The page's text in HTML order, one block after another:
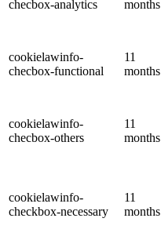
checbox-analytics
months
cookielawinfo-
checbox-functional
11
months
cookielawinfo-
checbox-others
11
months
cookielawinfo-
checkbox-necessary
11
months